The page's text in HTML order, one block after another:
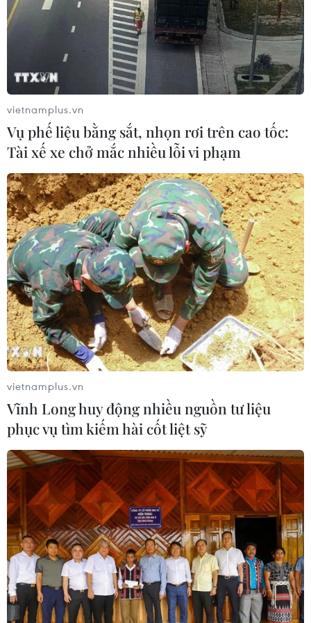
TIN CÙNG CHUYÊN MỤC
Bí thư Thành ủy Hà Nội thúc tiến độ
hai dự án giao thông trọng điểm
Nam Thủ đô
08/08/2026 08:52
Đề xuất hơn 65.500 tỷ đồng đầu tư
Dự án đường cao tốc nối Lai Châu-
vietnamplus.vn
Vụ phế liệu bằng sắt, nhọn rơi trên cao tốc:
Tài xế xe chở mắc nhiều lỗi vi phạm
vietnamplus.vn
Vĩnh Long huy động nhiều nguồn tư liệu
phục vụ tìm kiếm hài cốt liệt sỹ